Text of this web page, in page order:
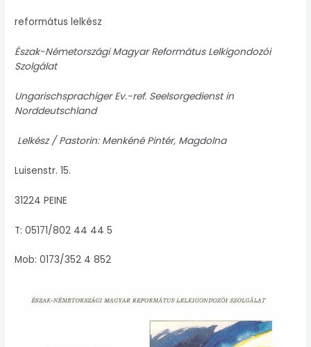
református lelkész
Észak-Németországi Magyar Református Lelkigondozói
Szolgálat
UngarischsprachigerEv.-ref. Seelsorgedienst in
Norddeutschland
Lelkész / Pastorin: Menkéné Pintér, Magdolna
Luisenstr. 15.
31224 PEINE
T: 05171/802 44 44 5
Mob: 0173/352 4 852